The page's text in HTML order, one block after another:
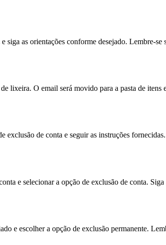
as orientações conforme desejado. Lembre-se
lixeira. O email será movido para a pasta de itens
de conta e seguir as instruções
e selecionar a opção de exclusão de conta.
e escolher a opção de exclusão permanente.